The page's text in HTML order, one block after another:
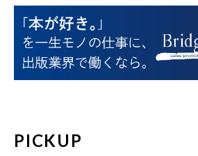
PICKUP